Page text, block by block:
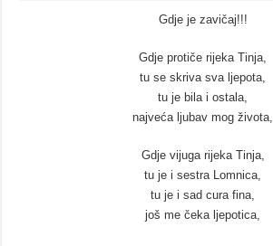
Gdje je zavičaj!!!
Gdje protiče rijeka Tinja,
tu se skriva sva ljepota,
tu je bila i ostala,
najveća ljubav mog života,
Gdje vijuga rijeka Tinja,
tu je i sestra Lomnica,
tu je i sad cura fina,
još me čeka ljepotica,